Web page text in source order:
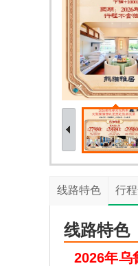
线路特色 行
线路特色
2026年乌